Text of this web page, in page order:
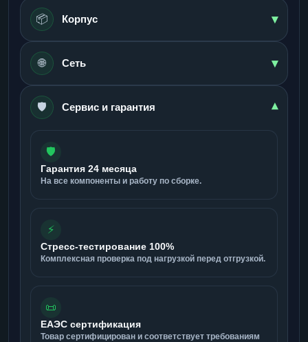
📦 Корпус ▾
🌐 Сеть ▾
🛡️ Сервис и гарантия ▾
🛡️
Гарантия 24 месяца
На все компоненты и работу по сборке.
⚡
Стресс-тестирование 100%
Комплексная проверка под нагрузкой перед отгрузкой.
📜
ЕАЭС сертификация
Товар сертифицирован и соответствует требованиям